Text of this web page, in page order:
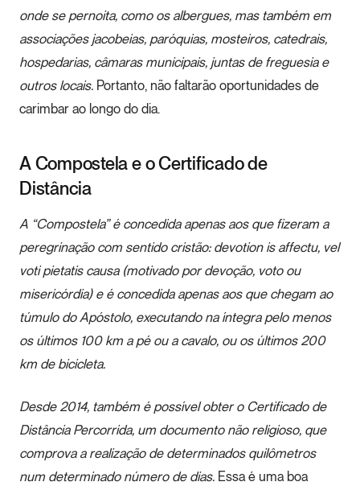
onde se pernoita, como os albergues, mas também em
associações jacobeias, paróquias, mosteiros, catedrais,
hospedarias, câmaras municipais, juntas de freguesia e
outros locais. Portanto, não faltarão oportunidades de
carimbar ao longo do dia.
A Compostela e o Certificado de
Distância
A “Compostela” é concedida apenas aos que fizeram a
peregrinação com sentido cristão: devotion is affectu, vel
voti pietatis causa(motivado por devoção, voto ou
misericórdia) e é concedida apenas aos que chegam ao
túmulo do Apóstolo, executando na íntegra pelo menos
os últimos 100 km a pé ou a cavalo, ou os últimos 200
km de bicicleta.
Desde 2014, também é possível obter o Certificado de
Distância Percorrida, um documento não religioso, que
comprova a realização de determinados quilômetros
num determinado número de dias. Essa é uma boa